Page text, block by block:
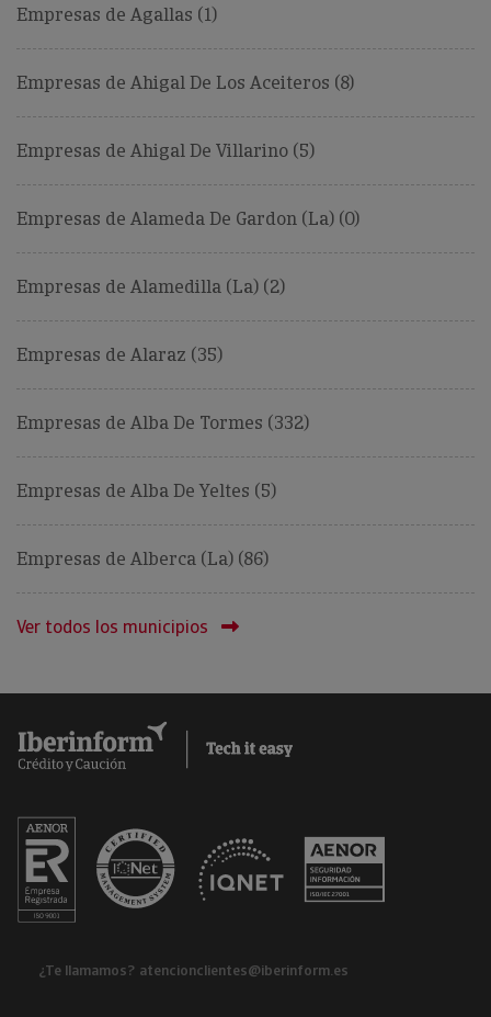
Empresas de Agallas (1)
Empresas de Ahigal De Los Aceiteros (8)
Empresas de Ahigal De Villarino (5)
Empresas de Alameda De Gardon (La) (0)
Empresas de Alamedilla (La) (2)
Empresas de Alaraz (35)
Empresas de Alba De Tormes (332)
Empresas de Alba De Yeltes (5)
Empresas de Alberca (La) (86)
Ver todos los municipios
¿Te llamamos? atencionclientes@iberinform.es